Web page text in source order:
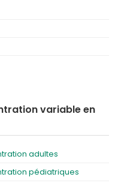
variable en
adultes
pédiatriques